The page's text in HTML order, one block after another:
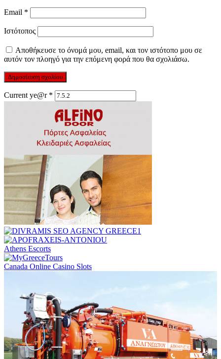
Email *
Ιστότοπος
Αποθήκευσε το όνομά μου, email, και τον ιστότοπο μου σε
αυτόν τον πλοηγό για την επόμενη φορά που θα σχολιάσω.
Current ye@r *
Athens Escorts
Canada Online Casino Slots